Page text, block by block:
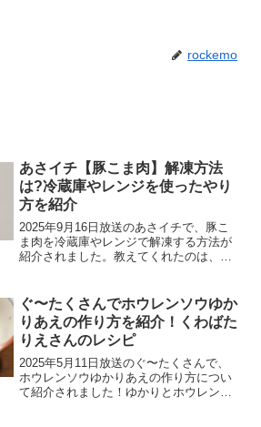
rockemo
あさイチ【豚こま肉】解凍方法
は?冷蔵庫やレンジを使ったやり
方を紹介
2025年9月16日放送のあさイチで、豚こ
ま肉を冷蔵庫やレンジで解凍する方法が
紹介されました。教えてくれたのは、お
に入れて8時間ほど経つと解凍できるそう
です。夜寝る前に...
ぐ〜たくさんでホウレンソウゆか
りあえの作り方を紹介！くわばた
りえさんのレシピ
2025年5月11日放送のぐ〜たくさんで、
ホウレンソウゆかりあえの作り方につい
て紹介されました！ゆかりとホウレンソ